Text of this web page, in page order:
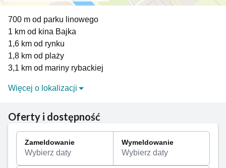
700 m od parku linowego
1 km od kina Bajka
1,6 km od rynku
1,8 km od plaży
3,1 km od mariny rybackiej
Skandynawii król Eryk Pomorski, swoja piętno na
wyglądzie miasta odcisnął również książę Bogusław
X. Do dziś zachowały się liczne średniowieczne
zabytki, w tym m.in. Zamek Książąt Pomorskich,
Więcej o lokalizacji
Oferty i dostępność
Zameldowanie
Wybierz daty
Wymeldowanie
Wybierz daty